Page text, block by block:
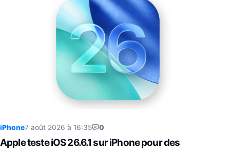
iPhone7 août 2026 à 16:35 0
Apple teste iOS 26.6.1 sur iPhone pour des